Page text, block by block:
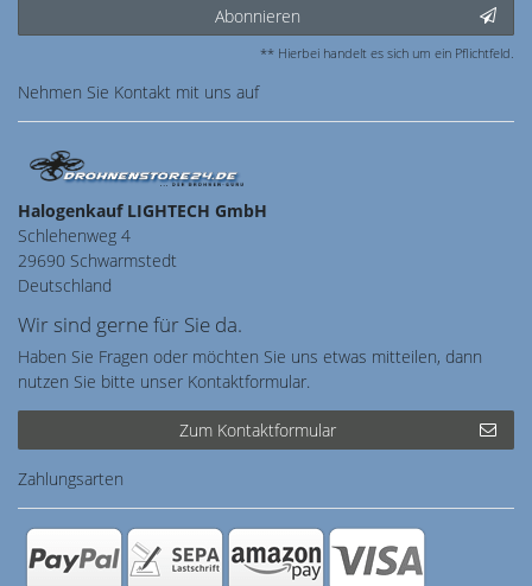
Abonnieren
** Hierbei handelt es sich um ein Pflichtfeld.
Nehmen Sie Kontakt mit uns auf
Halogenkauf LIGHTECH GmbH
Schlehenweg 4
29690 Schwarmstedt
Deutschland
Wir sind gerne für Sie da.
Haben Sie Fragen oder möchten Sie uns etwas mitteilen, dann
nutzen Sie bitte unser Kontaktformular.
Zum Kontaktformular
Zahlungsarten